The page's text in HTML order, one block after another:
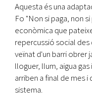
Aquesta és una
Fo "Non si paga, non
econòmica que
repercussió social
veïnat d'un barri obrer
lloguer, llum, aigua
arriben a final de mes
sistema.